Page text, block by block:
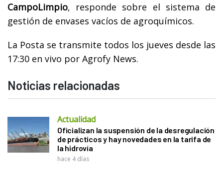
CampoLimpio, responde sobre el sistema de
gestión de envases vacíos de agroquímicos.
La Posta se transmite todos los jueves desde las
17:30 en vivo por Agrofy News.
Noticias relacionadas
Actualidad
Oficializan la suspensión de la desregulación
de prácticos y hay novedades en la tarifa de
la hidrovía
hace 4 días